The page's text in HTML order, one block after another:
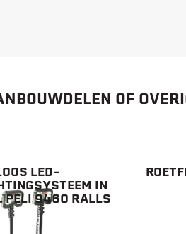
OF
LED-
IN
PELI 9460 RALLS